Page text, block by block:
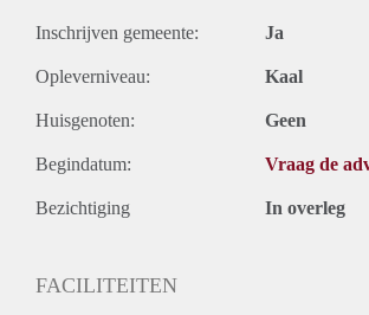
Inschrijven gemeente: Ja
Opleverniveau: Kaal
Huisgenoten: Geen
Begindatum: Vraag de
Bezichtiging In overleg
FACILITEITEN